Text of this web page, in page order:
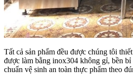
Tất cả sản phẩm đều được chúng tôi
được làm bằng inox304 không gỉ, bền bỉ
chuẩn vệ sinh an toàn thực phẩm theo